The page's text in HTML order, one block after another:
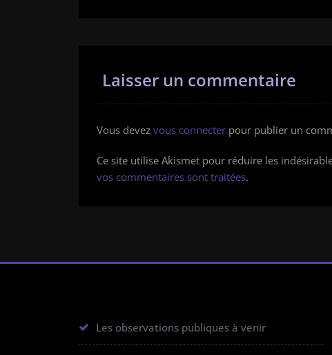
Laisser un commentaire
Vous devez vous connecter pour publier un
Ce site utilise Akismet pour réduire les
vos commentaires sont traitées.
Les observations publiques à venir